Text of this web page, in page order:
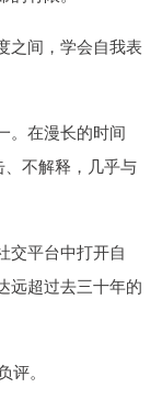
之间，学会自我表
。在漫长的时间
、不解释，几乎与
交平台中打开自
远超过去三十年的
。